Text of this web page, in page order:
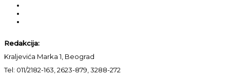
Redakcija:
Kraljevića Marka 1, Beograd
Tel: 011/2182-163, 2623-879, 3288-272